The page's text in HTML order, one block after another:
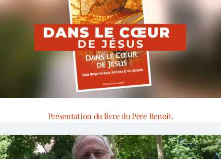
Présentation du livre du Père Benoit.